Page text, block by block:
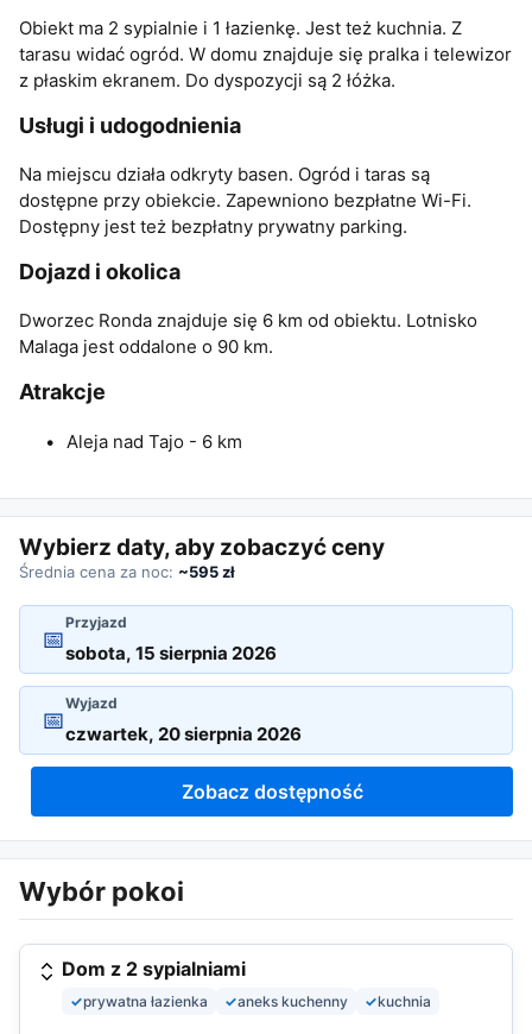
Obiekt ma 2 sypialnie i 1 łazienkę. Jest też kuchnia. Z
tarasu widać ogród. W domu znajduje się pralka i telewizor
z płaskim ekranem. Do dyspozycji są 2 łóżka.
Usługi i udogodnienia
Na miejscu działa odkryty basen. Ogród i taras są
dostępne przy obiekcie. Zapewniono bezpłatne Wi-Fi.
Dostępny jest też bezpłatny prywatny parking.
Dojazd i okolica
Dworzec Ronda znajduje się 6 km od obiektu. Lotnisko
Malaga jest oddalone o 90 km.
Atrakcje
Aleja nad Tajo - 6 km
Wybierz daty, aby zobaczyć ceny
Średnia cena za noc: ~595 zł
📅
Przyjazd
📅
Wyjazd
Zobacz dostępność
Wybór pokoi
Dom z 2 sypialniami
✓prywatna łazienka ✓aneks kuchenny ✓kuchnia